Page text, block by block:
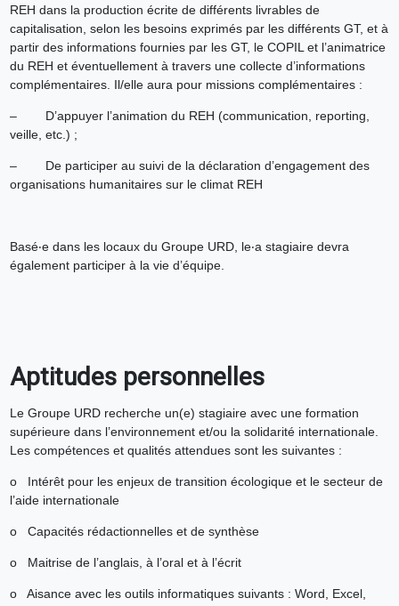
REH dans la production écrite de différents livrables de
capitalisation, selon les besoins exprimés par les différents GT, et à
partir des informations fournies par les GT, le COPIL et l’animatrice
du REH et éventuellement à travers une collecte d’informations
complémentaires. Il/elle aura pour missions complémentaires :
– D’appuyer l’animation du REH (communication, reporting,
veille, etc.) ;
– De participer au suivi de la déclaration d’engagement des
organisations humanitaires sur le climat REH
Basé‧e dans les locaux du Groupe URD, le‧a stagiaire devra
également participer à la vie d’équipe.
Aptitudes personnelles
Le Groupe URD recherche un(e) stagiaire avec une formation
supérieure dans l’environnement et/ou la solidarité internationale.
Les compétences et qualités attendues sont les suivantes :
o Intérêt pour les enjeux de transition écologique et le secteur de
l’aide internationale
o Capacités rédactionnelles et de synthèse
o Maitrise de l’anglais, à l’oral et à l’écrit
o Aisance avec les outils informatiques suivants : Word, Excel,